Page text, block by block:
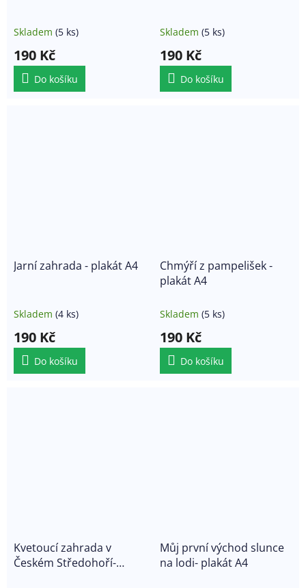
Skladem (5 ks)
190 Kč
Do košíku
Skladem (5 ks)
190 Kč
Do košíku
Jarní zahrada - plakát A4
Skladem (4 ks)
190 Kč
Do košíku
Chmýří z pampelišek -
plakát A4
Skladem (5 ks)
190 Kč
Do košíku
Kvetoucí zahrada v
Českém Středohoří-
Můj první východ slunce
na lodi- plakát A4